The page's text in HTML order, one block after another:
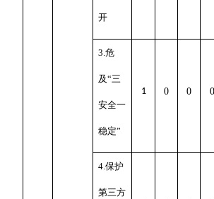
开
3.危
及“三
安全一
稳定”
1 0 0 0
4.保护
第三方